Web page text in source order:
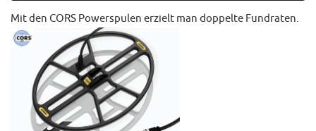
Mit den CORS Powerspulen erzielt man doppelte Fundraten.